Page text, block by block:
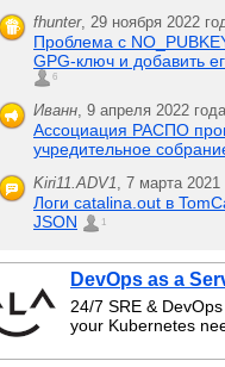
fhunter, 29 ноября 2022
Проблема с
GPG-ключ и добавить
6
Иванн, 9 апреля 2022
Ассоциация РАСПО
учредительное
Kiri11.ADV1, 7 марта
Логи catalina.out в
JSON
1
DevOps as a
24/7 SRE &
your Kubernetes